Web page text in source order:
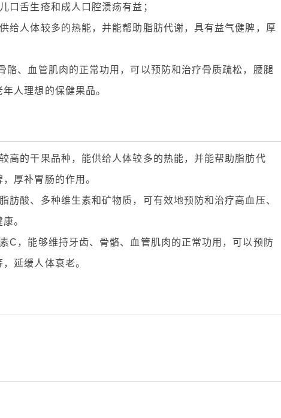
口舌生疮和成人口腔溃疡有益；
给人体较多的热能，并能帮助脂肪代谢，具有益气健脾，厚
、血管肌肉的正常功用，可以预防和治疗骨质疏松，腰腿
人理想的保健果品。
高的干果品种，能供给人体较多的热能，并能帮助脂肪代
厚补胃肠的作用。
肪酸、多种维生素和矿物质，可有效地预防和治疗高血压、
。
C，能够维持牙齿、骨骼、血管肌肉的正常功用，可以预防
延缓人体衰老。